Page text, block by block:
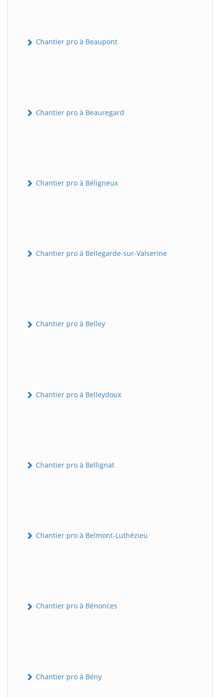
Chantier pro à Beaupont
Chantier pro à Beauregard
Chantier pro à Béligneux
Chantier pro à Bellegarde-sur-Valserine
Chantier pro à Belley
Chantier pro à Belleydoux
Chantier pro à Bellignat
Chantier pro à Belmont-Luthézieu
Chantier pro à Bénonces
Chantier pro à Bény